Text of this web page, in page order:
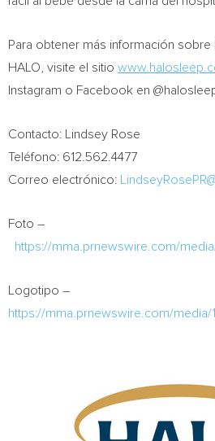
Para obtener más información
HALO, visite el sitio
Instagram o Facebook en
Contacto:
Lindsey Rose
Teléfono: 612.562.4477
Correo electrónico:
Foto –
https://mma.prnewswire.com/
Logotipo –
https://mma.prnewswire.com/